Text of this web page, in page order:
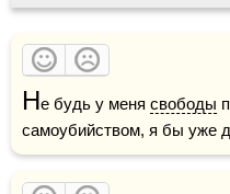
Не будь у меня свободы
самоубийством, я бы уже